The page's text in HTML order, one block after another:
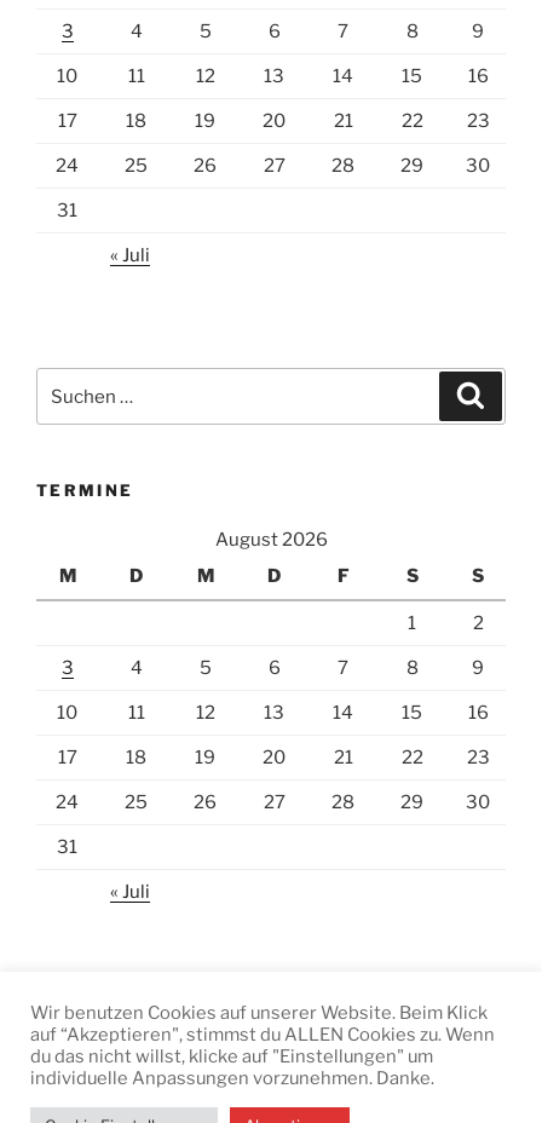
3 4 5 6 7 8 9
10 11 12 13 14 15 16
17 18 19 20 21 22 23
24 25 26 27 28 29 30
31
« Juli
nach:
TERMINE
August 2026
M
D M D F S S
1 2
3 4 5 6 7 8 9
10 11 12 13 14 15 16
17 18 19 20 21 22 23
24 25 26 27 28 29 30
31
« Juli
FacebookInstagram
E-
Mail
Wir benutzen Cookies auf unserer Website. Beim Klick
auf “Akzeptieren", stimmst du ALLEN Cookies zu. Wenn
du das nicht willst, klicke auf "Einstellungen" um
individuelle Anpassungen vorzunehmen. Danke.